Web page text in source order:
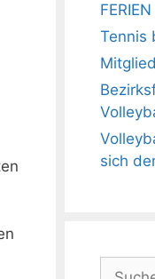
Tennis
sich
Suche